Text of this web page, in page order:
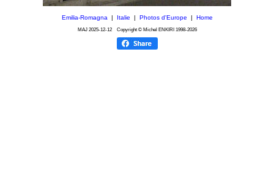
Emilia-Romagna| Italie Photos d'Europe Home
MAJ 2025-12-12Copyright © Michel ENKIRI 1998-2026